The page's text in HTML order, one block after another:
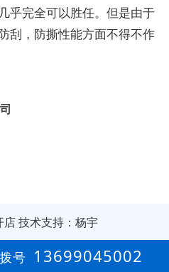
乎完全可以胜任。但是由于
刮，防撕性能方面不得不作
店技术支持：杨宇
8年
号 13699045002